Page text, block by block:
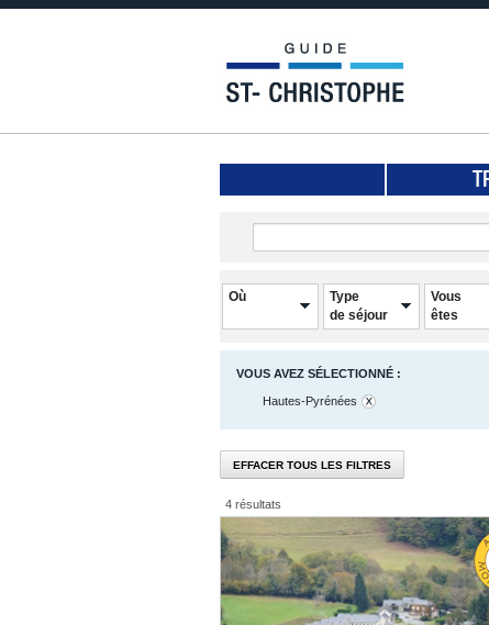
Où
Type
de séjour
Vous
êtes
VOUS AVEZ SÉLECTIONNÉ :
Hautes-Pyrénées
EFFACER TOUS LES FILTRES
4 résultats